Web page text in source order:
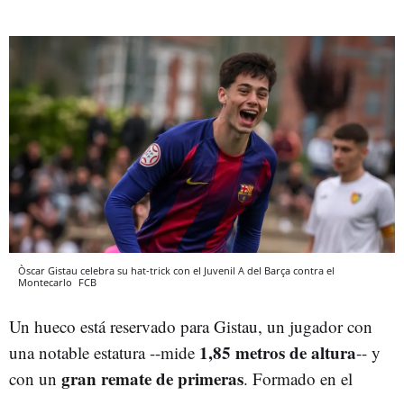
Òscar Gistau celebra su hat-trick con el Juvenil A del Barça contra el
Montecarlo FCB
Un hueco está reservado para Gistau, un jugador con
una notable estatura --mide 1,85 metros de altura-- y
con un gran remate de primeras. Formado en el